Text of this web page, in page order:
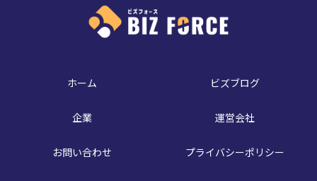
ホーム ビズブログ
企業 運営会社
お問い合わせ プライバシーポリシー